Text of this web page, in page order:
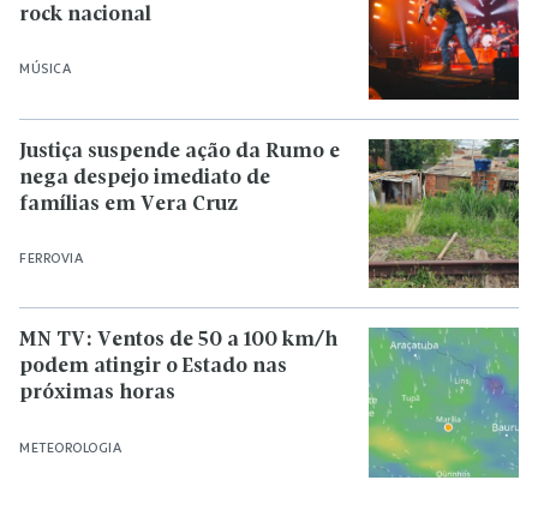
MÚSICA
rock nacional
FERROVIA
Justiça suspende ação da Rumo e
nega despejo imediato de
famílias em Vera Cruz
METEOROLOGIA
MN TV: Ventos de 50 a 100 km/h
podem atingir o Estado nas
próximas horas